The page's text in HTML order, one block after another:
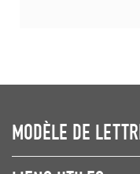
MODÈLE DE